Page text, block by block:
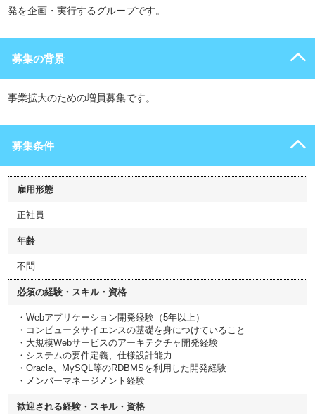
発を企画・実行するグループです。
募集の背景
事業拡大のための増員募集です。
募集条件
雇用形態
正社員
年齢
不問
必須の経験・スキル・資格
・Webアプリケーション開発経験（5年以上）
・コンピュータサイエンスの基礎を身につけていること
・大規模Webサービスのアーキテクチャ開発経験
・システムの要件定義、仕様設計能力
・Oracle、MySQL等のRDBMSを利用した開発経験
・メンバーマネージメント経験
歓迎される経験・スキル・資格